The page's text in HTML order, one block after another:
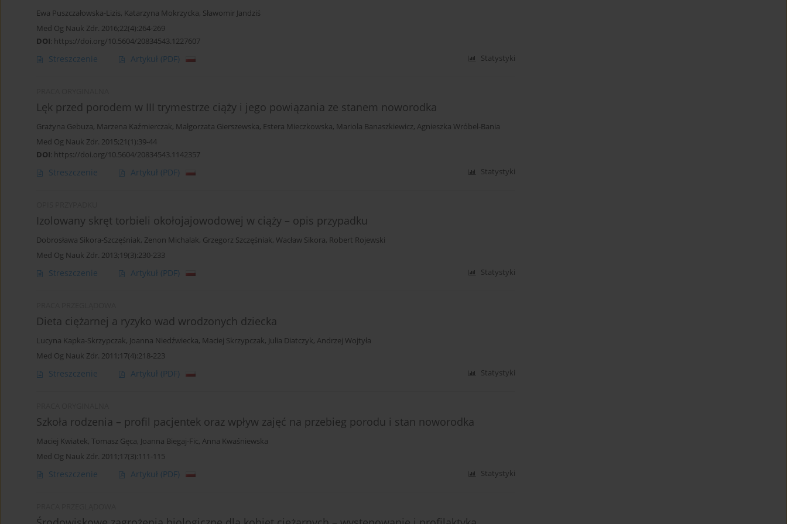
Ewa Puszczałowska-Lizis, Katarzyna Mokrzycka, Sławomir Jandziś
Med Og Nauk Zdr. 2016;22(4):264-269
DOI: https://doi.org/10.5604/20834543.1227607
Streszczenie Artykuł (PDF) Statystyki
Lęk przed porodem w III trymestrze ciąży i jego powiązania ze stanem noworodka
Grażyna Gebuza, Marzena Kaźmierczak, Małgorzata Gierszewska, Estera Mieczkowska, Mariola Banaszkiewicz, Agnieszka Wróbel-Bania
Med Og Nauk Zdr. 2015;21(1):39-44
DOI: https://doi.org/10.5604/20834543.1142357
Streszczenie Artykuł (PDF) Statystyki
Izolowany skręt torbieli okołojajowodowej w ciąży – opis przypadku
Dobrosława Sikora-Szczęśniak, Zenon Michalak, Grzegorz Szczęśniak, Wacław Sikora, Robert Rojewski
Med Og Nauk Zdr. 2013;19(3):230-233
Streszczenie Artykuł (PDF) Statystyki
Dieta ciężarnej a ryzyko wad wrodzonych dziecka
Lucyna Kapka-Skrzypczak, Joanna Niedźwiecka, Maciej Skrzypczak, Julia Diatczyk, Andrzej Wojtyła
Med Og Nauk Zdr. 2011;17(4):218-223
Streszczenie Artykuł (PDF) Statystyki
Szkoła rodzenia – profil pacjentek oraz wpływ zajęć na przebieg porodu i stan noworodka
Maciej Kwiatek, Tomasz Gęca, Joanna Biegaj-Fic, Anna Kwaśniewska
Med Og Nauk Zdr. 2011;17(3):111-115
Streszczenie Artykuł (PDF) Statystyki